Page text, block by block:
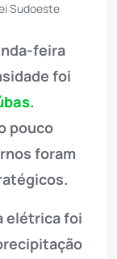
Sudoeste
feira
foi
.
pouco
foram
elétrica foi